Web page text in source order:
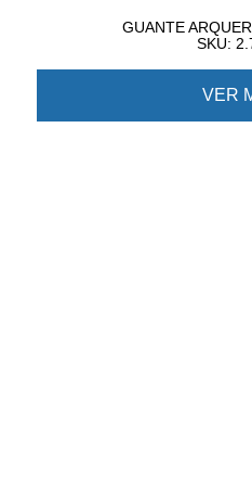
GUANTE
SKU:
VER